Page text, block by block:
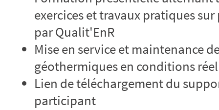
exercices et travaux pratiques
par Qualit'EnR
Mise en service et maintenance
géothermiques en conditions
Lien de téléchargement du
participant